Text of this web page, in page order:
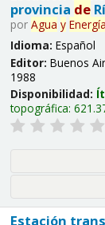
provincia de
por Agua y Energía
Idioma: Español
Editor: Buenos
1988
Disponibilidad:
topográfica:
Estación